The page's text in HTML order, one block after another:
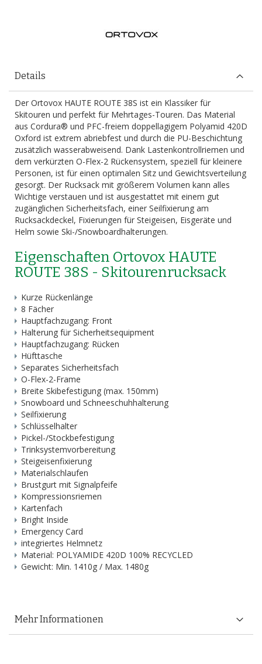
Details
Der Ortovox HAUTE ROUTE 38S ist ein Klassiker für
Skitouren und perfekt für Mehrtages-Touren. Das Material
aus Cordura® und PFC-freiem doppellagigem Polyamid 420D
Oxford ist extrem abriebfest und durch die PU-Beschichtung
zusätzlich wasserabweisend. Dank Lastenkontrollriemen und
dem verkürzten O-Flex-2 Rückensystem, speziell für kleinere
Personen, ist für einen optimalen Sitz und Gewichtsverteilung
gesorgt. Der Rucksack mit größerem Volumen kann alles
Wichtige verstauen und ist ausgestattet mit einem gut
zugänglichen Sicherheitsfach, einer Seilfixierung am
Rucksackdeckel, Fixierungen für Steigeisen, Eisgeräte und
Helm sowie Ski-/Snowboardhalterungen.
Eigenschaften Ortovox HAUTE
ROUTE 38S - Skitourenrucksack
Kurze Rückenlänge
8 Fächer
Hauptfachzugang: Front
Halterung für Sicherheitsequipment
Hauptfachzugang: Rücken
Hüfttasche
Separates Sicherheitsfach
O-Flex-2-Frame
Breite Skibefestigung (max. 150mm)
Snowboard und Schneeschuhhalterung
Seilfixierung
Schlüsselhalter
Pickel-/Stockbefestigung
Trinksystemvorbereitung
Steigeisenfixierung
Materialschlaufen
Brustgurt mit Signalpfeife
Kompressionsriemen
Kartenfach
Bright Inside
Emergency Card
integriertes Helmnetz
Material: POLYAMIDE 420D 100% RECYCLED
Gewicht: Min. 1410g / Max. 1480g
Mehr Informationen